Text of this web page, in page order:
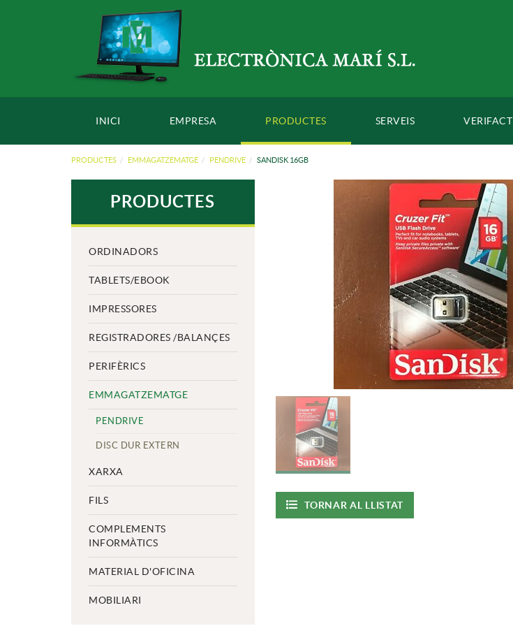
INICI EMPRESA PRODUCTES SERVEIS VERIFACT
PRODUCTES EMMAGATZEMATGE PENDRIVE SANDISK 16GB
PRODUCTES
ORDINADORS
TABLETS/EBOOK
IMPRESSORES
REGISTRADORES /BALANÇES
PERIFÈRICS
EMMAGATZEMATGE
PENDRIVE
DISC DUR EXTERN
XARXA
FILS
COMPLEMENTS
INFORMÀTICS
MATERIAL D'OFICINA
MOBILIARI
TORNAR AL LLISTAT